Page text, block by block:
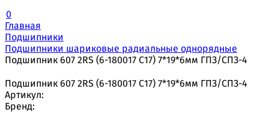
0
Главная
Подшипники
Подшипники шариковые радиальные однорядные
Подшипник 607 2RS (6-180017 С17) 7*19*6мм ГПЗ/СПЗ-4
Подшипник 607 2RS (6-180017 С17) 7*19*6мм ГПЗ/СПЗ-4
Артикул:
Бренд: